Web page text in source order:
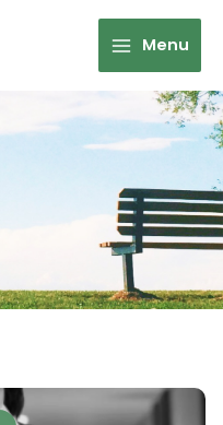
Menu